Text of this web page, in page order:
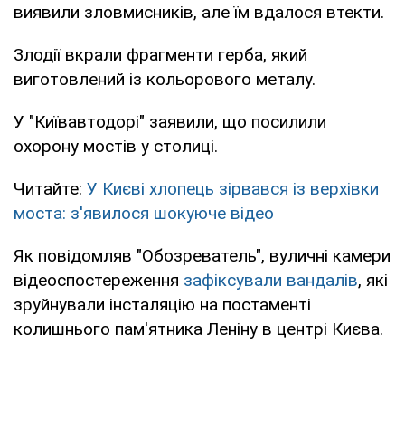
виявили зловмисників, але їм вдалося втекти.
Злодії вкрали фрагменти герба, який
виготовлений із кольорового металу.
У "Київавтодорі" заявили, що посилили
охорону мостів у столиці.
Читайте: У Києві хлопець зірвався із верхівки
моста: з'явилося шокуюче відео
Як повідомляв "Обозреватель", вуличні камери
відеоспостереження зафіксували вандалів, які
зруйнували інсталяцію на постаменті
колишнього пам'ятника Леніну в центрі Києва.